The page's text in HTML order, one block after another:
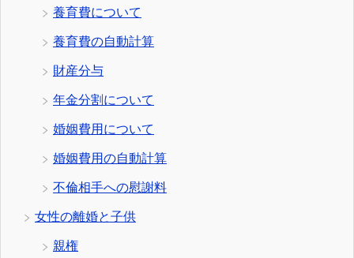
養育費について
養育費の自動計算
財産分与
年金分割について
婚姻費用について
婚姻費用の自動計算
不倫相手への慰謝料
女性の離婚と子供
親権